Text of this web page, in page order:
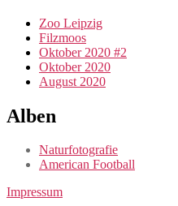
Zoo Leipzig
Filzmoos
Oktober 2020 #2
Oktober 2020
August 2020
Alben
Naturfotografie
American Football
Impressum